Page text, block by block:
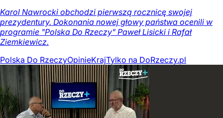
Karol Nawrocki obchodzi pierwszą rocznicę swojej
prezydentury. Dokonania nowej głowy państwa ocenili w
programie "Polska Do Rzeczy" Paweł Lisicki i Rafał
Ziemkiewicz.
Polska Do RzeczyOpinieKrajTylko na DoRzeczy.pl